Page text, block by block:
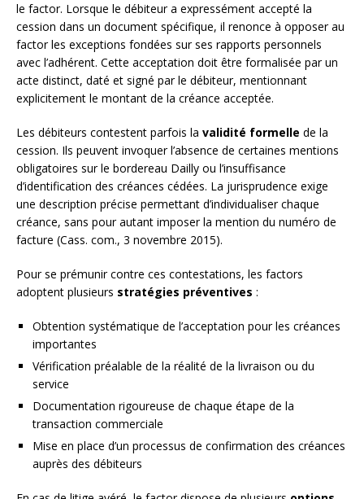
le factor. Lorsque le débiteur a expressément accepté la
cession dans un document spécifique, il renonce à opposer au
factor les exceptions fondées sur ses rapports personnels
avec l’adhérent. Cette acceptation doit être formalisée par un
acte distinct, daté et signé par le débiteur, mentionnant
explicitement le montant de la créance acceptée.
Les débiteurs contestent parfois la validité formelle de la
cession. Ils peuvent invoquer l’absence de certaines mentions
obligatoires sur le bordereau Dailly ou l’insuffisance
d’identification des créances cédées. La jurisprudence exige
une description précise permettant d’individualiser chaque
créance, sans pour autant imposer la mention du numéro de
facture (Cass. com., 3 novembre 2015).
Pour se prémunir contre ces contestations, les factors
adoptent plusieurs stratégies préventives :
Obtention systématique de l’acceptation pour les créances
importantes
Vérification préalable de la réalité de la livraison ou du
service
Documentation rigoureuse de chaque étape de la
transaction commerciale
Mise en place d’un processus de confirmation des créances
auprès des débiteurs